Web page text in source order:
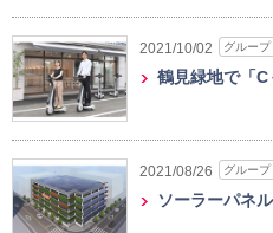
2021/10/02 グループ
鶴見緑地で「
2021/08/26 グループ
ソーラーパネ